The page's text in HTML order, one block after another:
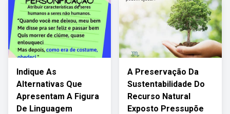
Indique As
Alternativas Que
Apresentam A Figura
De Linguagem
A Preservação Da
Sustentabilidade Do
Recurso Natural
Exposto Pressupõe